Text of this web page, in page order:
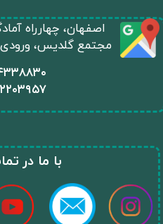
​اصفهان، چهارراه
مجتمع گلدیس، ورودی
​با ما در